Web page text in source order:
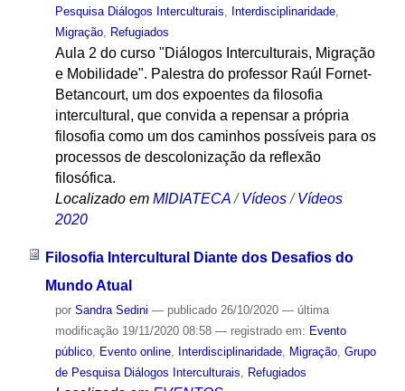
Pesquisa Diálogos Interculturais
Interdisciplinaridade,
Migração, Refugiados
Aula 2 do curso "Diálogos Interculturais, Migração
e Mobilidade". Palestra do professor Raúl Fornet-
Betancourt, um dos expoentes da filosofia
intercultural, que convida a repensar a própria
filosofia como um dos caminhos possíveis para os
processos de descolonização da reflexão
filosófica.
Localizado em MIDIATECA /Vídeos /Vídeos
2020
Filosofia Intercultural Diante dos Desafios do
Mundo Atual
por Sandra Sedini — publicado26/10/2020 — última
modificação19/11/2020 08:58 — registrado em: Evento
público, Evento online, Interdisciplinaridade, Migração, Grupo
de Pesquisa Diálogos Interculturais, Refugiados